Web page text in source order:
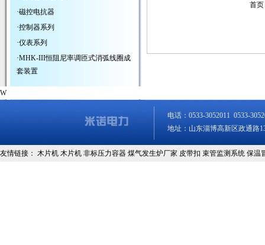
·磁控电抗器
·控制器系列
·仪表系列
·MHK-III恒阻尼率调匝式消弧线圈成
套装置
首页
W
电话：0533-3052011
地址：山东淄博高新区政通
友情链接： 木片机 木片机 非标压力容器 煤气发生炉厂家 皮带扣 束管监测系统 保温